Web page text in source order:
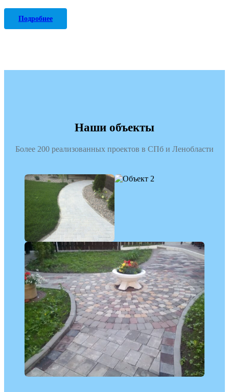
Подробнее
Наши объекты
Более 200 реализованных проектов в СПб и Ленобласти